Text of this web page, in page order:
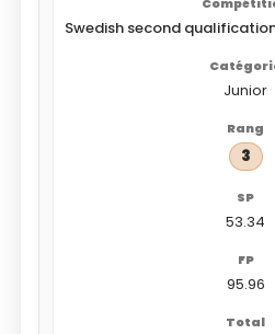
Swedish second
Junior
3
53.34
95.96